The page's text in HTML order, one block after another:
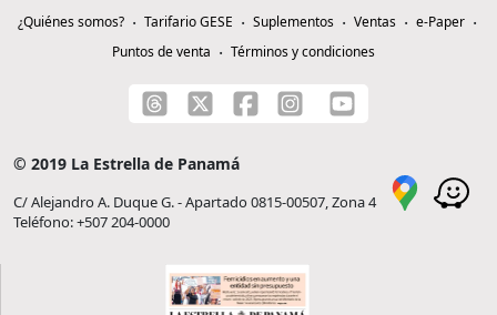
¿Quiénes somos? Tarifario GESE Suplementos Ventas
e-Paper
Puntos de venta
Términos y condiciones
© 2019 La Estrella de Panamá
C/ Alejandro A. Duque G. - Apartado 0815-00507, Zona 4
Teléfono: +507 204-0000